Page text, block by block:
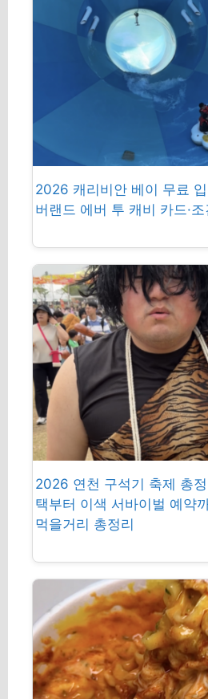
2026 캐리비안 베이 무료
버랜드 에버 투 캐비 카드·조
2026 연천 구석기 축제 총
택부터 이색 서바이벌 예약
먹을거리 총정리